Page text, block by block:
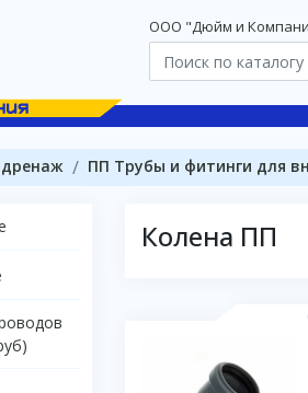
OOO "Дюйм и
дренаж ПП Трубы и фитинги для
Колена ПП